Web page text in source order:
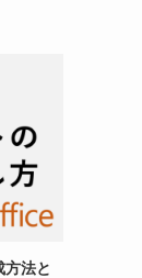
方法と